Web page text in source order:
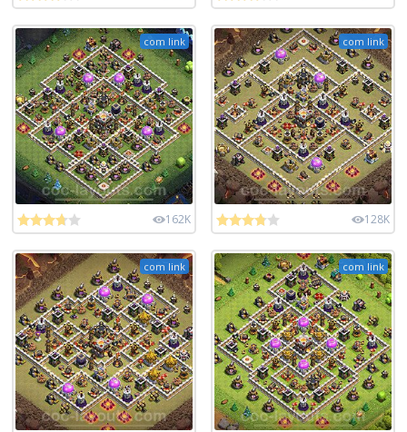
com link
162K
com link
128K
com link com link